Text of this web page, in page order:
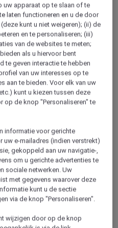
to view available hotels and
uw apparaat op te slaan of te
laten functioneren en u de door
kunt u niet weigeren); (ii) de
en te personaliseren; (iii)
van de websites te meten;
als u hiervoor bent
te geven interactie te hebben
van uw interesses op te
aan te bieden. Voor elk van uw
kunt u kiezen tussen deze
op de knop "Personaliseren" te
informatie voor gerichte
uw e-mailadres (indien verstrekt)
gekoppeld aan uw navigatie-,
om u gerichte advertenties te
sociale netwerken. Uw
met gegevens waarover deze
kunt u de sectie
via de knop "Personaliseren".
wijzigen door op de knop